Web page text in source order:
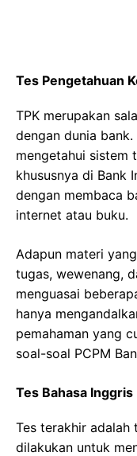
Tes Pengetahuan
TPK merupakan
dengan dunia
mengetahui sistem
khususnya di Bank
dengan membaca
internet atau buku.
Adapun materi
tugas, wewenang,
menguasai
hanya
pemahaman yang
soal-soal PCPM
Tes Bahasa Inggris
Tes terakhir adalah
dilakukan untuk